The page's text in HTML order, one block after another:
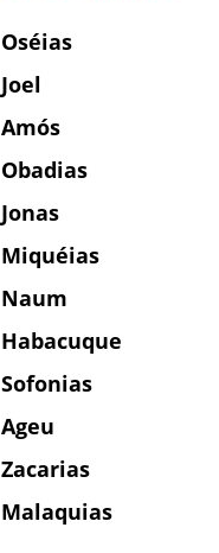
Oséias
Joel
Amós
Obadias
Jonas
Miquéias
Naum
Habacuque
Sofonias
Ageu
Zacarias
Malaquias